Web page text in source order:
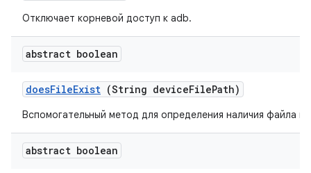
Отключает корневой доступ к adb.
abstract boolean
doesFileExist (String deviceFilePath)
Вспомогательный метод для определения наличия файла
abstract boolean